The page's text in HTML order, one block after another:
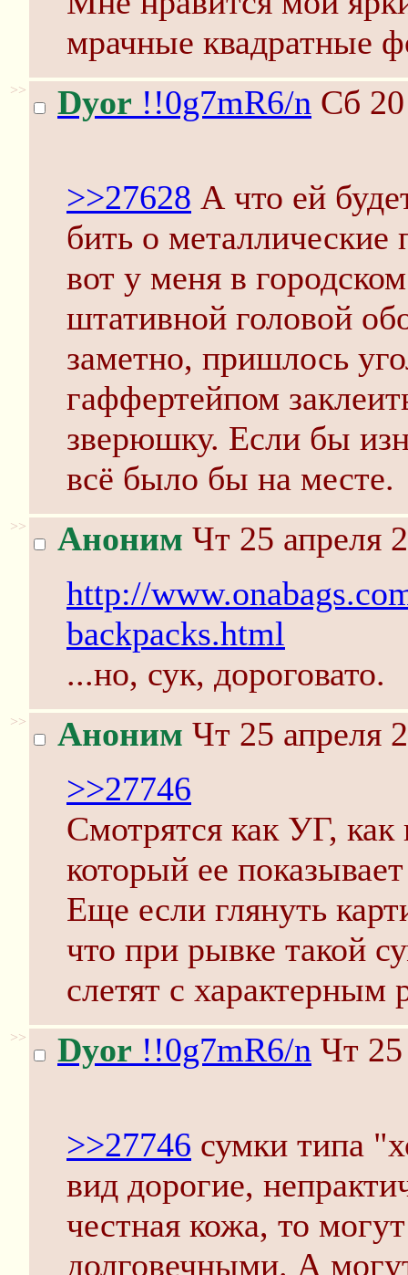
мрачные квадратные
>> Dyor !!0g7mR6/n Сб
>>27628 А что ей
бить о металлические
вот у меня в
штативной головой
заметно, пришлось
гаффертейпом
зверюшку. Если бы
всё было бы на месте.
>> Аноним Чт 25 апреля
http://
backpacks.html
...но, сук, дороговато.
>> Аноним Чт 25 апреля
>>27746
Смотрятся как УГ, как
который ее
Еще если глянуть
что при рывке такой
слетят с характерным
>> Dyor !!0g7mR6/n Чт
>>27746 сумки типа
вид дорогие,
честная кожа, то
долговечными. А